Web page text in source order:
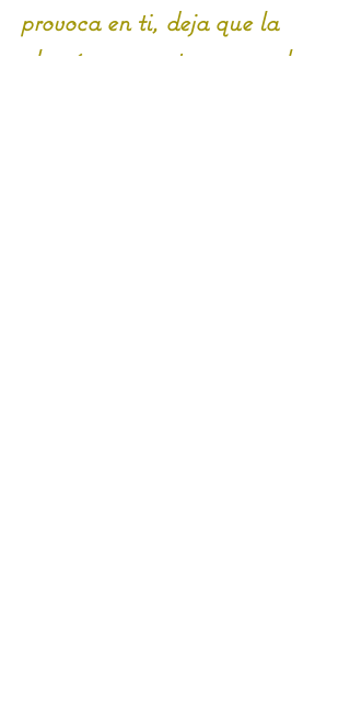
provoca en ti, deja que la
alegría recorra tu cuerpo, la